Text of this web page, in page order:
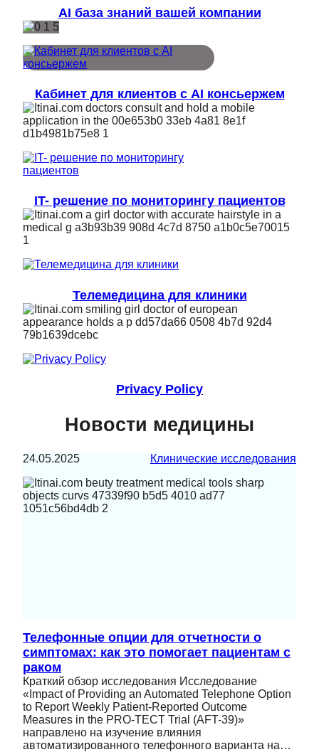
AI база знаний вашей компании
Кабинет для клиентов с AI консьержем
IT- решение по мониторингу пациентов
Телемедицина для клиники
Privacy Policy
Новости медицины
24.05.2025 Клинические исследования
Телефонные опции для отчетности о
симптомах: как это помогает пациентам с
раком
Краткий обзор исследования Исследование
«Impact of Providing an Automated Telephone Option
to Report Weekly Patient-Reported Outcome
Measures in the PRO-TECT Trial (AFT-39)»
направлено на изучение влияния
автоматизированного телефонного варианта на…